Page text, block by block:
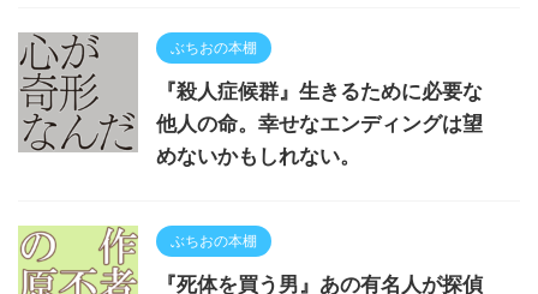
ぶちおの本棚
『殺人症候群』生きるために必要な
他人の命。幸せなエンディングは望
めないかもしれない。
ぶちおの本棚
『死体を買う男』あの有名人が探偵